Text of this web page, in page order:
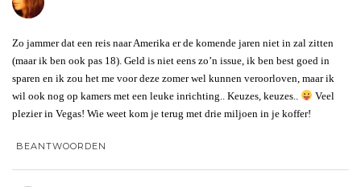
Zo jammer dat een reis naar Amerika er de komende jaren niet in zal zitten
(maar ik ben ook pas 18). Geld is niet eens zo’n issue, ik ben best goed in
sparen en ik zou het me voor deze zomer wel kunnen veroorloven, maar ik
wil ook nog op kamers met een leuke inrichting.. Keuzes, keuzes..
Veel
plezier in Vegas! Wie weet kom je terug met drie miljoen in je koffer!
BEANTWOORDEN